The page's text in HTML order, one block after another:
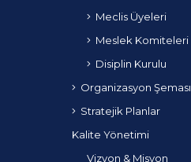
Meclis Üyeleri
Meslek Komiteleri
Disiplin Kurulu
Organizasyon Şeması
Stratejik Planlar
Kalite Yönetimi
Vizyon & Misyon